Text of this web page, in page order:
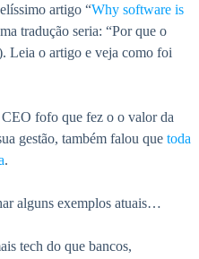
artigo “Why software is
tradução seria: “Por que o
Leia o artigo e veja como foi
fofo que fez o o valor da
gestão, também falou que toda
.
alguns exemplos atuais…
tech do que bancos,